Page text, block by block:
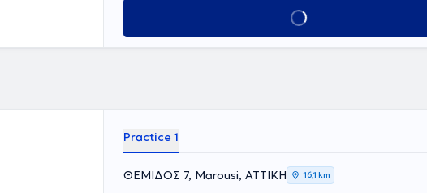
Book appointment
Practice 1
ΘΕΜΙΔΟΣ 7, Marousi, ΑΤΤΙΚΗ 16,1 km